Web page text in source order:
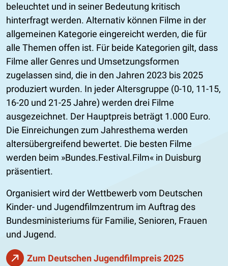
beleuchtet und in seiner Bedeutung kritisch
hinterfragt werden. Alternativ können Filme in der
allgemeinen Kategorie eingereicht werden, die für
alle Themen offen ist. Für beide Kategorien gilt, dass
Filme aller Genres und Umsetzungsformen
zugelassen sind, die in den Jahren 2023 bis 2025
produziert wurden. In jeder Altersgruppe (0-10, 11-15,
16-20 und 21-25 Jahre) werden drei Filme
ausgezeichnet. Der Hauptpreis beträgt 1.000 Euro.
Die Einreichungen zum Jahresthema werden
altersübergreifend bewertet. Die besten Filme
werden beim »Bundes.Festival.Film« in Duisburg
präsentiert.
Organisiert wird der Wettbewerb vom Deutschen
Kinder- und Jugendfilmzentrum im Auftrag des
Bundesministeriums für Familie, Senioren, Frauen
und Jugend.
Zum Deutschen Jugendfilmpreis 2025